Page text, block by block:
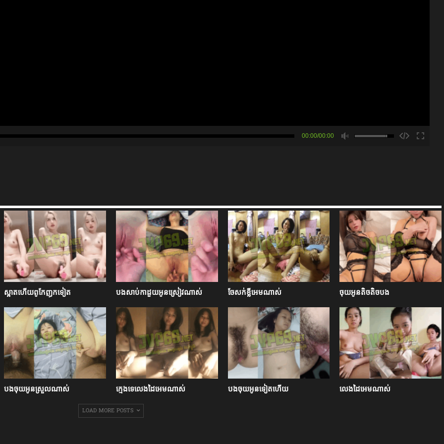
00:00/00:00
ស្អាតហើយពូកែញុកទៀត បងសាប់កាដួយអូនស្រៀវណាស់ ចែសក់ខ្លីអេមណាស់ ចុយអូនតិចតិចបង
បងចុយអូនស្រួលណាស់ ក្មេងទេលេងដៃអេមណាស់ បងចុយអូនទៀតហើយ លេងដៃអេមណាស់
LOAD MORE POSTS